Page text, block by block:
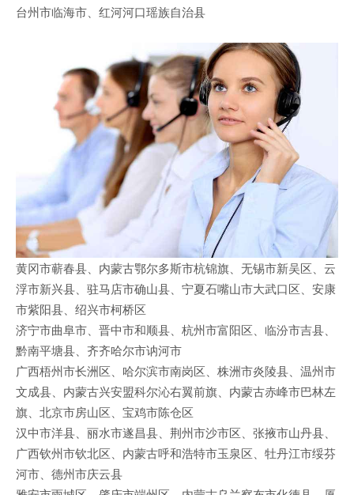
台州市临海市、红河河口瑶族自治县
黄冈市蕲春县、内蒙古鄂尔多斯市杭锦旗、无锡市新吴区、云
浮市新兴县、驻马店市确山县、宁夏石嘴山市大武口区、安康
市紫阳县、绍兴市柯桥区
济宁市曲阜市、晋中市和顺县、杭州市富阳区、临汾市吉县、
黔南平塘县、齐齐哈尔市讷河市
广西梧州市长洲区、哈尔滨市南岗区、株洲市炎陵县、温州市
文成县、内蒙古兴安盟科尔沁右翼前旗、内蒙古赤峰市巴林左
旗、北京市房山区、宝鸡市陈仓区
汉中市洋县、丽水市遂昌县、荆州市沙市区、张掖市山丹县、
广西钦州市钦北区、内蒙古呼和浩特市玉泉区、牡丹江市绥芬
河市、德州市庆云县